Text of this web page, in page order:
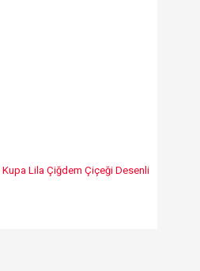
Kupa Lila Çiğdem Çiçeği Desenli